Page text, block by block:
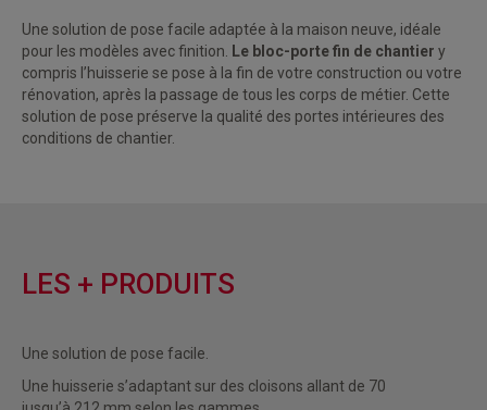
Une solution de pose facile adaptée à la maison neuve, idéale
pour les modèles avec finition.
Le bloc-porte fin de chantier y
compris l’huisserie se pose à la fin de votre construction ou votre
rénovation, après la passage de tous les corps de métier. Cette
solution de pose préserve la qualité des portes intérieures des
conditions de chantier.
LES + PRODUITS
Une solution de pose facile.
Une huisserie s’adaptant sur des cloisons allant de 70